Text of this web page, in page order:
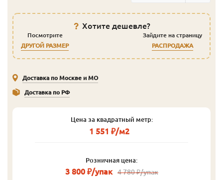
Хотите дешевле?
Посмотрите
ДРУГОЙ РАЗМЕР
Зайдите на страницу
РАСПРОДАЖА
Доставка по Москве и МО
Доставка по РФ
Цена за квадратный метр:
1 551 ₽/м2
Розничная цена:
3 800 ₽/упак 4 780 ₽/упак